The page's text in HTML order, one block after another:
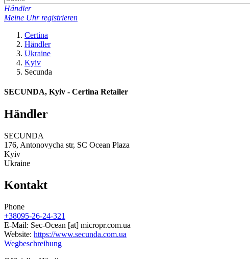
Händler
Meine Uhr registrieren
Certina
Händler
Ukraine
Kyiv
Secunda
SECUNDA, Kyiv - Certina Retailer
Händler
SECUNDA
176, Antonovycha str, SC Ocean Plaza
Kyiv
Ukraine
Kontakt
Phone
+38095-26-24-321
E-Mail: Sec-Ocean [at] micropr.com.ua
Website: https://www.secunda.com.ua
Wegbeschreibung